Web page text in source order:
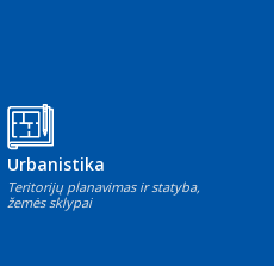
Urbanistika
Teritorijų planavimas ir statyba,
žemės sklypai